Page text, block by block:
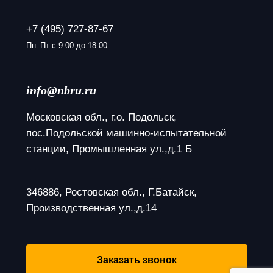
+7 (495) 727-87-67
Пн–Пт:с 9:00 до 18:00
info@nbru.ru
Московская обл., г.о. Подольск,
пос.Подольской машинно-испытательной
станции, Промышленная ул.,д.1 Б
346886, Ростовская обл., Г.Батайск,
Производственная ул.,д.14
Заказать звонок